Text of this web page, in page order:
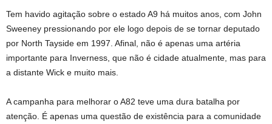
Tem havido agitação sobre o estado A9 há muitos anos, com John
Sweeney pressionando por ele logo depois de se tornar deputado
por North Tayside em 1997. Afinal, não é apenas uma artéria
importante para Inverness, que não é cidade atualmente, mas para
a distante Wick e muito mais.
A campanha para melhorar o A82 teve uma dura batalha por
atenção. É apenas uma questão de existência para a comunidade